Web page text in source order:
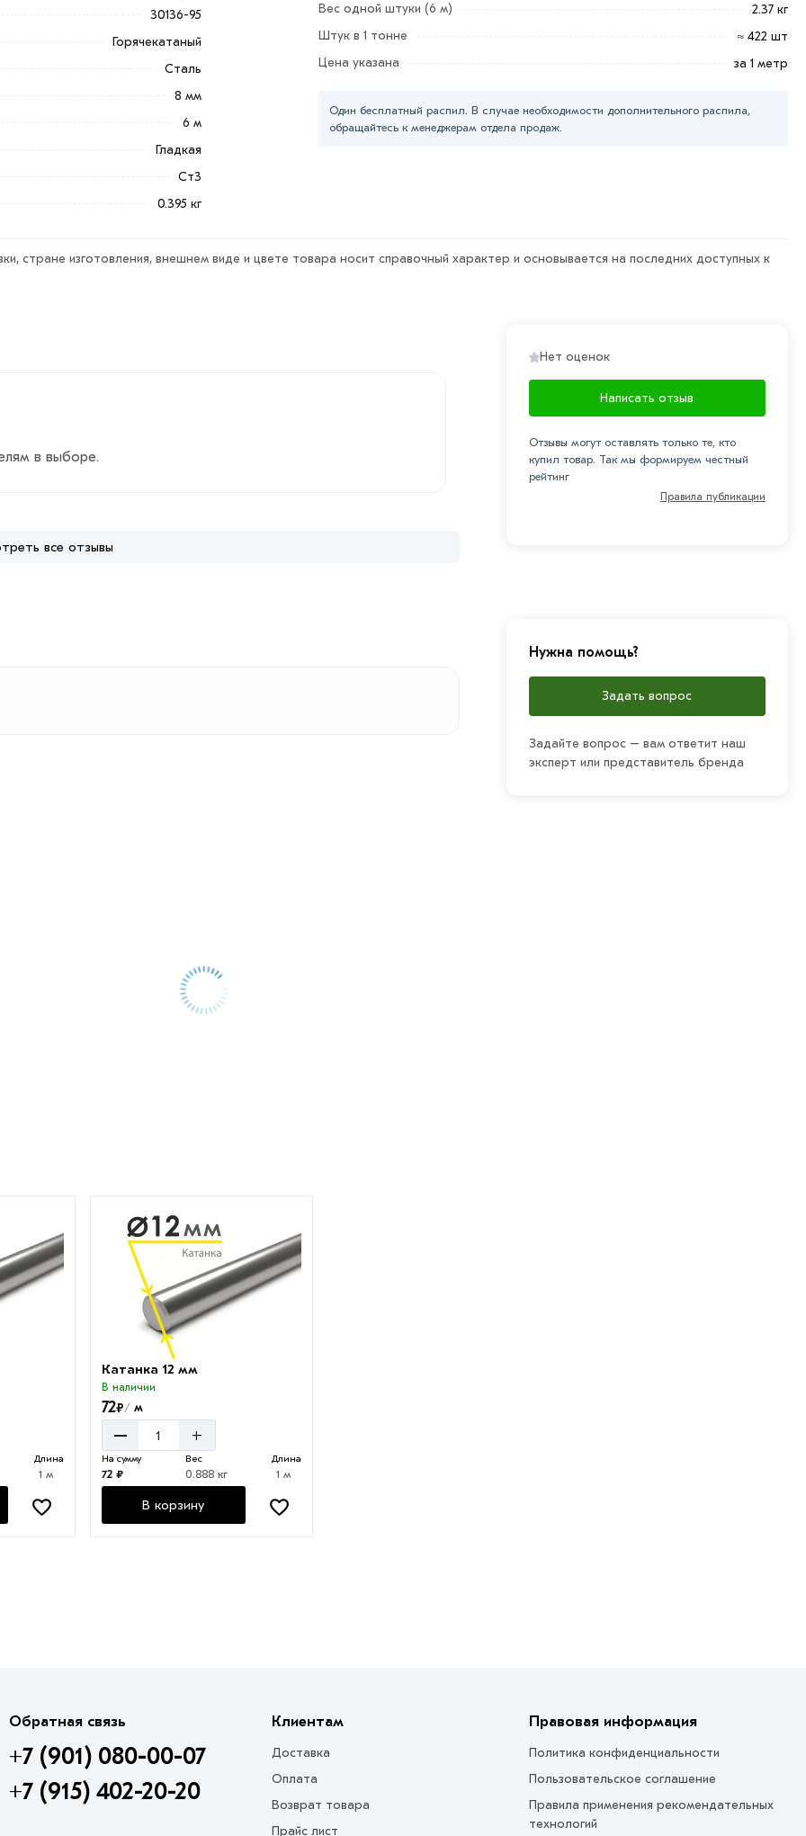
уложенного в вагоны навалом.
предприятия, используют для
этого используют изделия класса С —
винты, болты, гвозди и другие
». Вы можете забрать продукцию
в корзину»или нажмите на кнопку
указанным на сайте.
30136-95
Горячекатаный
Сталь
8 мм
6 м
Гладкая
Ст3
0.395 кг
Вес одной штуки (6 м)
2.37 кг
Штук в 1 тонне
≈ 422 шт
Цена указана
за 1 метр
Один бесплатный распил. В случае необходимости дополнительного распила,
обращайтесь к менеджерам отдела продаж.
стране изготовления, внешнем виде и цвете товара носит справочный характер и основывается на последних доступных к
в выборе.
все отзывы
Нет оценок
Написать отзыв
Отзывы могут оставлять только те, кто
купил товар. Так мы формируем честный
рейтинг
Правила публикации
Нужна помощь?
Задать вопрос
Задайте вопрос – вам ответит наш
эксперт или представитель бренда
Длина
1 м
Катанка 12 мм
В наличии
72₽/ м
– +
На сумму
72 ₽
Вес
0.888 кг
Длина
1 м
В корзину
Обратная связь
+7 (901) 080-00-07
+7 (915) 402-20-20
Клиентам
Доставка
Оплата
Возврат товара
Прайс лист
Правовая информация
Политика конфиденциальности
Пользовательское соглашение
Правила применения рекомендательных
технологий